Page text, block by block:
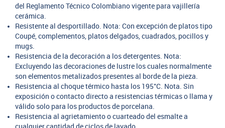
del Reglamento Técnico Colombiano vigente para vajillería
cerámica.
Resistente al desportillado. Nota: Con excepción de platos tipo
Coupé, complementos, platos delgados, cuadrados, pocillos y
mugs.
Resistencia de la decoración a los detergentes. Nota:
Excluyendo las decoraciones de lustre los cuales normalmente
son elementos metalizados presentes al borde de la pieza.
Resistencia al choque térmico hasta los 195°C. Nota. Sin
exposición o contacto directo a resistencias térmicas o llama y
válido solo para los productos de porcelana.
Resistencia al agrietamiento o cuarteado del esmalte a